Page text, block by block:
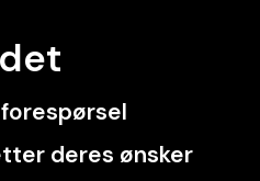
deres ønsker